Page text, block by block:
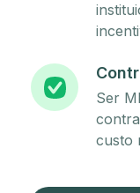
Ser
custo